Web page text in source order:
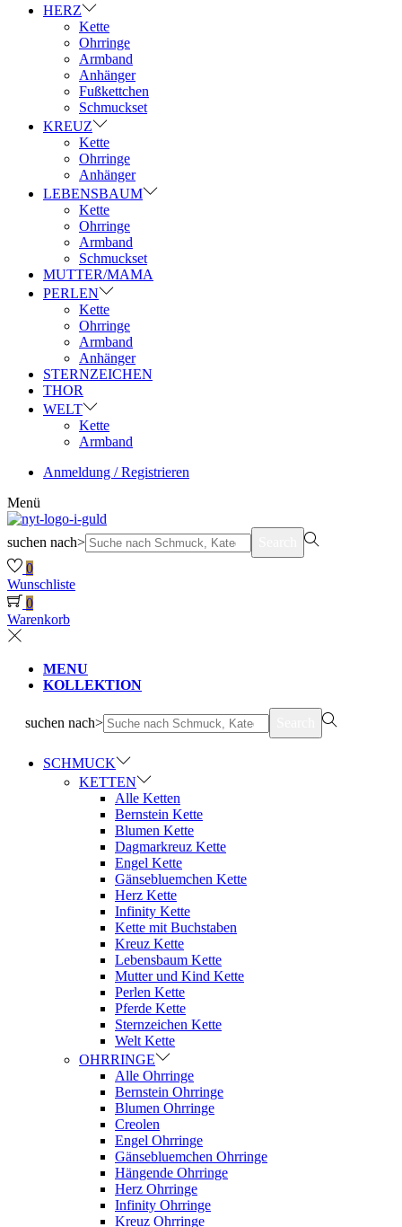
HERZ
Kette
Ohrringe
Armband
Anhänger
Fußkettchen
Schmuckset
KREUZ
Kette
Ohrringe
Anhänger
LEBENSBAUM
Kette
Ohrringe
Armband
Schmuckset
MUTTER/MAMA
PERLEN
Kette
Ohrringe
Armband
Anhänger
STERNZEICHEN
THOR
WELT
Kette
Armband
Anmeldung / Registrieren
Menü
suchen nach>
0
Wunschliste
0
Warenkorb
MENU
KOLLEKTION
suchen nach>
SCHMUCK
KETTEN
Alle Ketten
Bernstein Kette
Blumen Kette
Dagmarkreuz Kette
Engel Kette
Gänsebluemchen Kette
Herz Kette
Infinity Kette
Kette mit Buchstaben
Kreuz Kette
Lebensbaum Kette
Mutter und Kind Kette
Perlen Kette
Pferde Kette
Sternzeichen Kette
Welt Kette
OHRRINGE
Alle Ohrringe
Bernstein Ohrringe
Blumen Ohrringe
Creolen
Engel Ohrringe
Gänsebluemchen Ohrringe
Hängende Ohrringe
Herz Ohrringe
Infinity Ohrringe
Kreuz Ohrringe